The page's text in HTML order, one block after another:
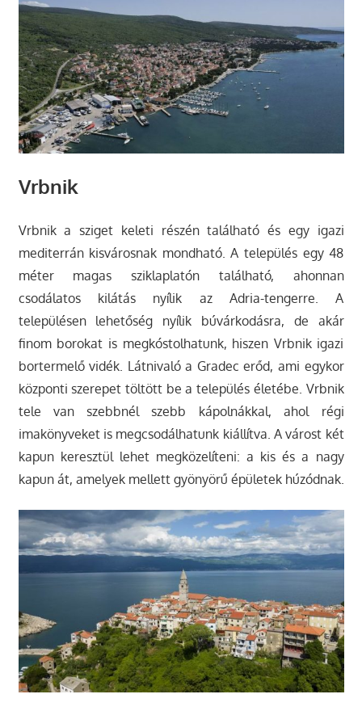
Vrbnik
Vrbnik a sziget keleti részén található és egy igazi
mediterrán kisvárosnak mondható. A település egy 48
méter magas sziklaplatón található, ahonnan
csodálatos kilátás nyílik az Adria-tengerre. A
településen lehetőség nyílik búvárkodásra, de akár
finom borokat is megkóstolhatunk, hiszen Vrbnik igazi
bortermelő vidék. Látnivaló a Gradec erőd, ami egykor
központi szerepet töltött be a település életébe. Vrbnik
tele van szebbnél szebb kápolnákkal, ahol régi
imakönyveket is megcsodálhatunk kiállítva. A várost két
kapun keresztül lehet megközelíteni: a kis és a nagy
kapun át, amelyek mellett gyönyörű épületek húzódnak.